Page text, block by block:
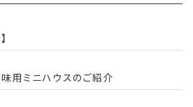
用ミニハウスのご紹介